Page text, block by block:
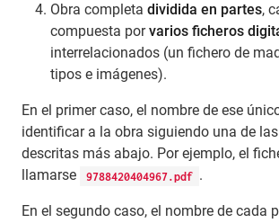
Obra completa dividida en partes,
compuesta porvarios ficheros
interrelacionados (un fichero de
tipos e imágenes).
En el primer caso, el nombre de ese
identificar a la obra siguiendo una de
descritas más abajo. Por ejemplo, el
llamarse
9788420404967.pdf .
En el segundo caso, el nombre de cada